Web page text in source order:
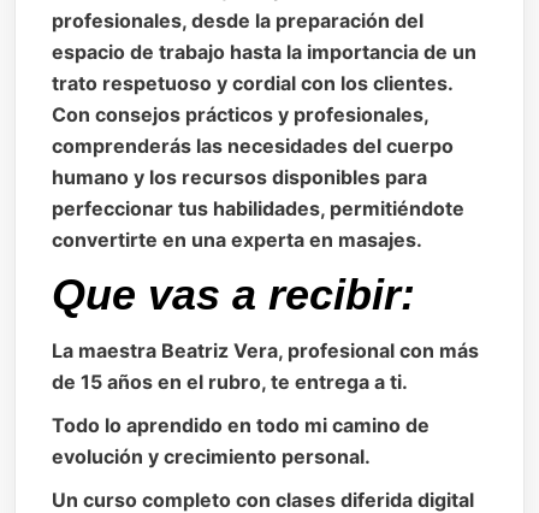
profesionales, desde la preparación del
espacio de trabajo hasta la importancia de un
trato respetuoso y cordial con los clientes.
Con consejos prácticos y profesionales,
comprenderás las necesidades del cuerpo
humano y los recursos disponibles para
perfeccionar tus habilidades, permitiéndote
convertirte en una experta en masajes.
Que vas a recibir:
La maestra Beatriz Vera, profesional con más
de 15 años en el rubro, te entrega a ti.
Todo lo aprendido en todo mi camino de
evolución y crecimiento personal.
Un curso completo con clases diferida digital